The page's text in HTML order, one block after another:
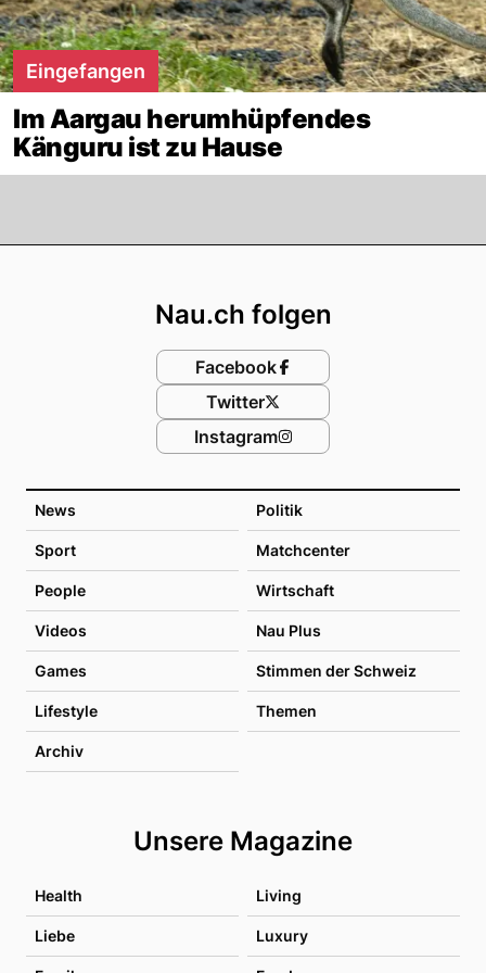
Eingefangen
Im Aargau herumhüpfendes
Känguru ist zu Hause
News Politik
Sport Matchcenter
People Wirtschaft
Videos Nau Plus
Games Stimmen der Schweiz
Lifestyle Themen
Archiv
Unsere Magazine
Health Living
Liebe Luxury
Nau.ch folgen
Facebook
Twitter
Instagram